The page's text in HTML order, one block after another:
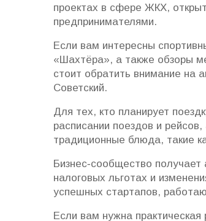
проектах в сфере ЖКХ,
предпринимателями.
Если вам интересны
«Шахтёра», а также обзоры
стоит обратить внимание на
Советский.
Для тех, кто планирует
расписании поездов и
традиционные блюда, такие
Бизнес‑сообщество
налоговых льготах и
успешных стартапов,
Если вам нужна